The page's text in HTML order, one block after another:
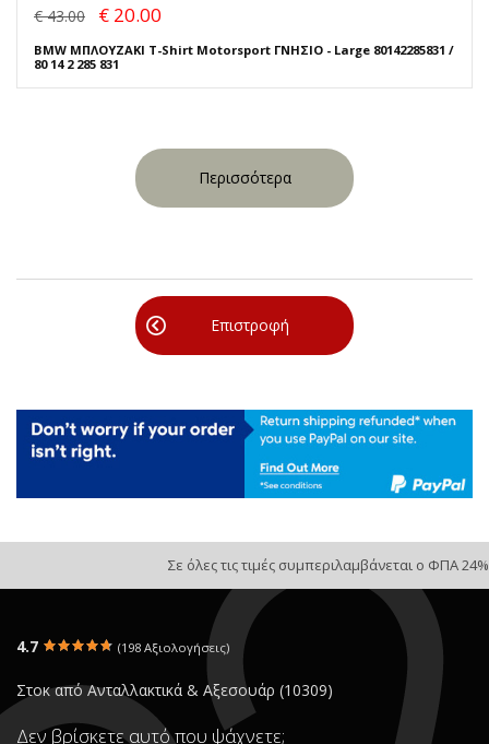
€ 43.00 € 20.00
BMW ΜΠΛΟΥΖΑΚΙ T-Shirt Motorsport ΓΝΗΣΙΟ - Large 80142285831 /
80 14 2 285 831
Περισσότερα
Επιστροφή
Σε όλες τις τιμές συμπεριλαμβάνεται ο ΦΠΑ 24%
4.7 (198 Αξιολογήσεις)
Στοκ από Ανταλλακτικά & Αξεσουάρ (10309)
Δεν βρίσκετε αυτό που ψάχνετε;